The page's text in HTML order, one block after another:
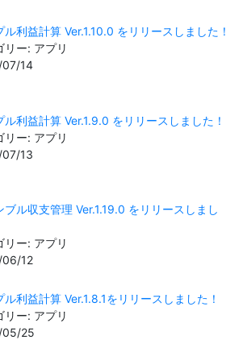
ル利益計算 Ver.1.10.0 をリリースしました！
リー: アプリ
14
ル利益計算 Ver.1.9.0 をリリースしました！
リー: アプリ
13
ブル収支管理 Ver.1.19.0 をリリースしまし
リー: アプリ
12
ル利益計算 Ver.1.8.1をリリースしました！
リー: アプリ
05/25